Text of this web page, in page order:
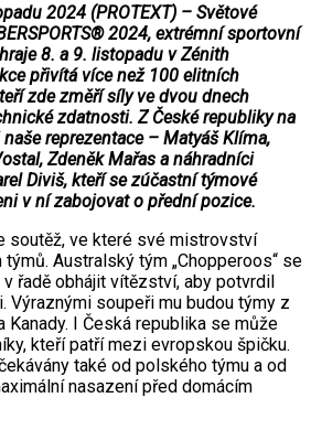
2024 (PROTEXT) – Světové
2024, extrémní sportovní
8. a 9. listopadu v Zénith
přivítá více než 100 elitních
zde změří síly ve dvou dnech
zdatnosti. Z České republiky na
reprezentace – Matyáš Klíma,
Zdeněk Mařas a náhradníci
Diviš, kteří se zúčastní týmové
v ní zabojovat o přední pozice.
soutěž, ve které své mistrovství
Australský tým „Chopperoos“ se
řadě obhájit vítězství, aby potvrdil
Výraznými soupeři mu budou týmy z
Kanady. I Česká republika se může
kteří patří mezi evropskou špičku.
také od polského týmu a od
nasazení před domácím